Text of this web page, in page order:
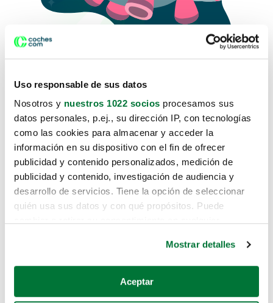
Uso responsable de sus datos
Nosotros y nuestros 1022 socios procesamos sus
datos personales, p.ej., su dirección IP, con tecnologías
como las cookies para almacenar y acceder la
información en su dispositivo con el fin de ofrecer
publicidad y contenido personalizados, medición de
publicidad y contenido, investigación de audiencia y
desarrollo de servicios. Tiene la opción de seleccionar
quién usa sus datos y con qué propósitos. Puede
Si lo permite, también quisiéramos:
Recopilar información sobre su ubicación geográfica
Mostrar detalles
Aceptar
Lo sentimos, no sabemos como
te hemos traido hasta aquí.
Pero puedes encontrar el coche que estás
buscando en alguno de estos enlaces:
Coches de segunda mano
Coches de km0